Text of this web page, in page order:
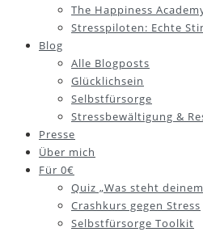
The Happiness
Stresspiloten: Echte
Blog
Alle Blogposts
Glücklichsein
Selbstfürsorge
Stressbewältigung &
Presse
Über mich
Für 0€
Quiz „Was steht
Crashkurs gegen Stress
Selbstfürsorge Toolkit